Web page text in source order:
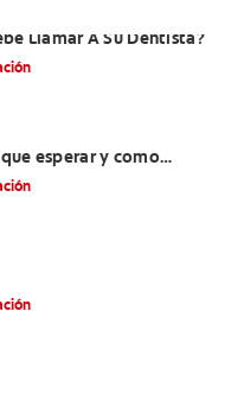
Llamar A Su Dentista?
esperar y cómo